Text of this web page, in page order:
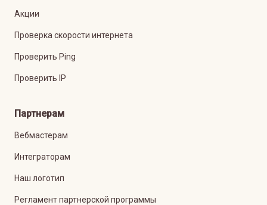
Акции
Проверка скорости интернета
Проверить Ping
Проверить IP
Партнерам
Вебмастерам
Интеграторам
Наш логотип
Регламент партнерской программы